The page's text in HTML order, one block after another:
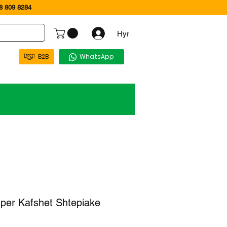
809 8284
Hyr
B2B WhatsApp
Kafshet Shtepiake